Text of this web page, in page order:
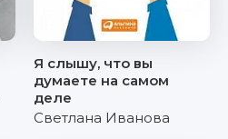
Я слышу, что вы
думаете на самом
деле
Светлана Иванова